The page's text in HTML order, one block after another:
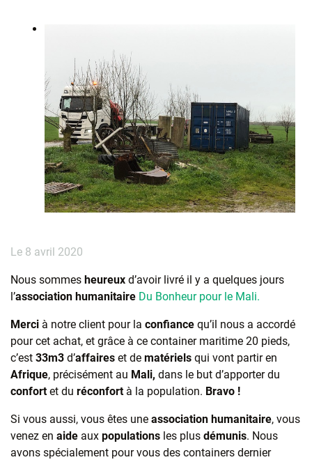
Le 8 avril 2020
Nous sommes heureux d’avoir livré il y a quelques jours
l’association humanitaire Du Bonheur pour le Mali.
Merci à notre client pour la confiance qu’il nous a accordé
pour cet achat, et grâce à ce container maritime 20 pieds,
c’est 33m3 d’affaires et de matériels qui vont partir en
Afrique, précisément au Mali, dans le but d’apporter du
confortet du réconfortà la population. Bravo !
Si vous aussi, vous êtes une association humanitaire, vous
venez en aide aux populations les plus démunis. Nous
avons spécialement pour vous des containers dernier